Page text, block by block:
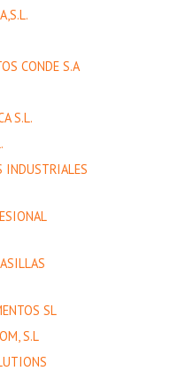
CONDE S.A
S.L.
INDUSTRIALES
SL
S.L